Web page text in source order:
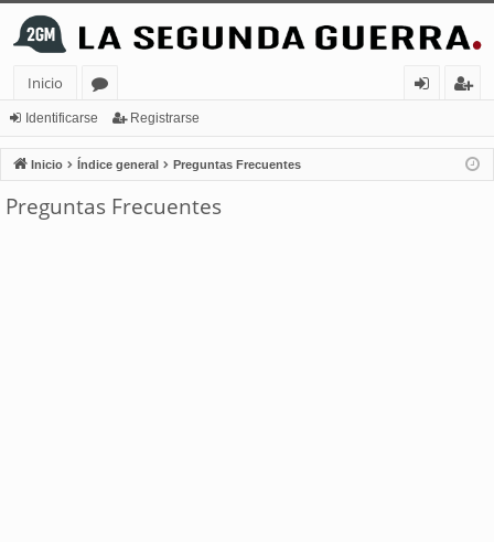
Inicio
or
os
nt
ifi
ist
ra
Identificarse Registrarse
Inicio Índice general Preguntas Frecuentes
Preguntas Frecuentes